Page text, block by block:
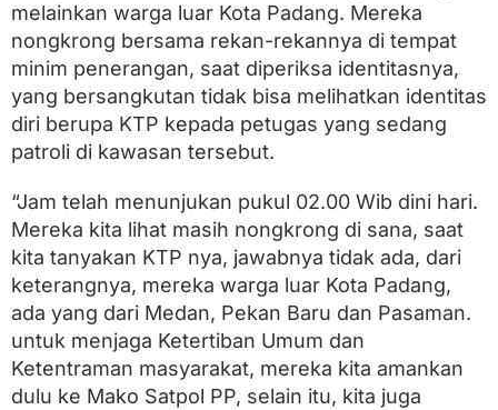
a
m
a
n
k
a
n
S
t
p
o
l
P
P
melainkan warga luar Kota Padang. Mereka
nongkrong bersama rekan-rekannya di tempat
minim penerangan, saat diperiksa identitasnya,
yang bersangkutan tidak bisa melihatkan identitas
diri berupa KTP kepada petugas yang sedang
patroli di kawasan tersebut.
“Jam telah menunjukan pukul 02.00 Wib dini hari.
Mereka kita lihat masih nongkrong di sana, saat
kita tanyakan KTP nya, jawabnya tidak ada, dari
keterangnya, mereka warga luar Kota Padang,
ada yang dari Medan, Pekan Baru dan Pasaman.
untuk menjaga Ketertiban Umum dan
Ketentraman masyarakat, mereka kita amankan
dulu ke Mako Satpol PP, selain itu, kita juga